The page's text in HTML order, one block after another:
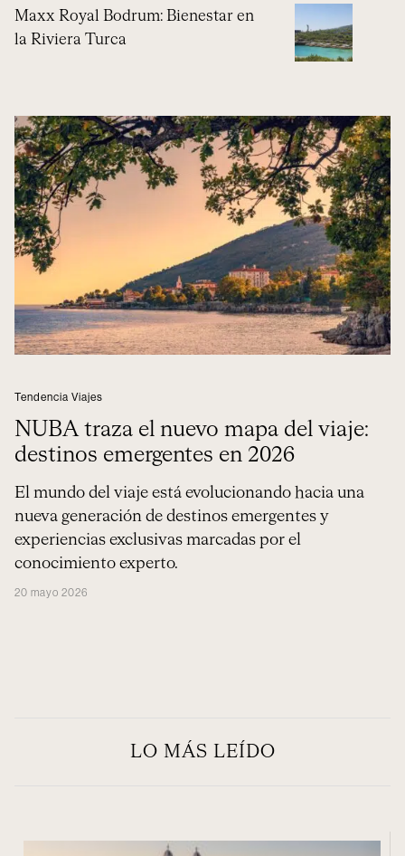
Maxx Royal Bodrum: Bienestar en
la Riviera Turca
Tendencia Viajes
NUBA traza el nuevo mapa del viaje:
destinos emergentes en 2026
El mundo del viaje está evolucionando hacia una
nueva generación de destinos emergentes y
experiencias exclusivas marcadas por el
conocimiento experto.
20 mayo 2026
LO MÁS LEÍDO